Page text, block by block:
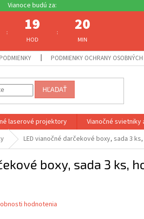
: 19
HOD
: 20
MIN
PODMIENKY OCHRANY OSOBNÝCH
HĽADAŤ
laserové projektory Vianočné svietniky
LED vianočné darčekové boxy, sada 3
boxy, sada 3 ks,
hodnotenia